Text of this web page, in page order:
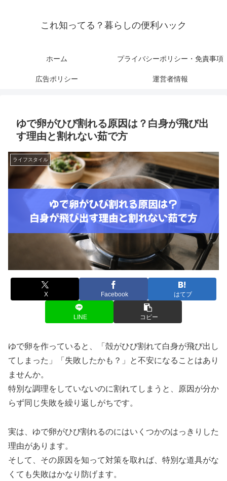
これ知ってる？暮らしの便利ハック
ホーム プライバシーポリシー・免責事項
広告ポリシー 運営者情報
ゆで卵がひび割れる原因は？白身が飛び出
す理由と割れない茹で方
ライフスタイル
X Facebook はてブ
LINE コピー
ゆで卵を作っていると、「殻がひび割れて白身が飛び出し
てしまった」「失敗したかも？」と不安になることはあり
ませんか。
特別な調理をしていないのに割れてしまうと、原因が分か
らず同じ失敗を繰り返しがちです。
実は、ゆで卵がひび割れるのにはいくつかのはっきりした
理由があります。
そして、その原因を知って対策を取れば、特別な道具がな
くても失敗はかなり防げます。